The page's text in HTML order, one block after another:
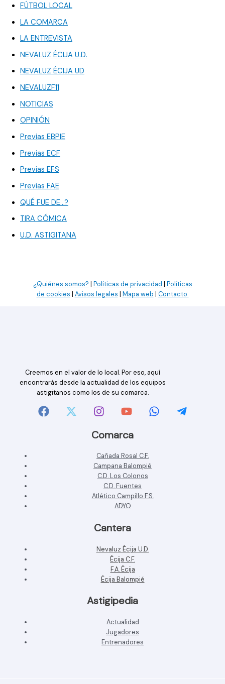
FÚTBOL LOCAL
LA COMARCA
LA ENTREVISTA
NEVALUZ ÉCIJA U.D.
NEVALUZ ÉCIJA UD
NEVALUZF11
NOTICIAS
OPINIÓN
Previas EBPIE
Previas ECF
Previas EFS
Previas FAE
QUÉ FUE DE…?
TIRA CÓMICA
U.D. ASTIGITANA
¿Quiénes somos? | Políticas de privacidad | Políticas
de cookies | Avisos legales | Mapa web | Contacto
Creemos en el valor de lo local. Por eso, aquí
encontrarás desde la actualidad de los equipos
astigitanos como los de su comarca.
Comarca
Cañada Rosal C.F.
Campana Balompié
C.D. Los Colonos
C.D. Fuentes
Atlético Campillo F.S.
ADYO
Cantera
Nevaluz Écija U.D.
Écija C.F.
F.A. Écija
Écija Balompié
Astigipedia
Actualidad
Jugadores
Entrenadores